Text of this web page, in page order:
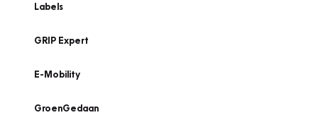
Labels
GRIP Expert
E-Mobility
GroenGedaan